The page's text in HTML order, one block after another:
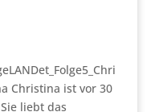
Christina ist vor 30
liebt das